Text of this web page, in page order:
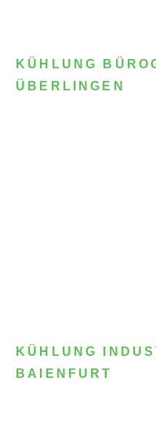
KÜHLUNG
ÜBERLINGEN
KÜHLUNG
BAIENFURT